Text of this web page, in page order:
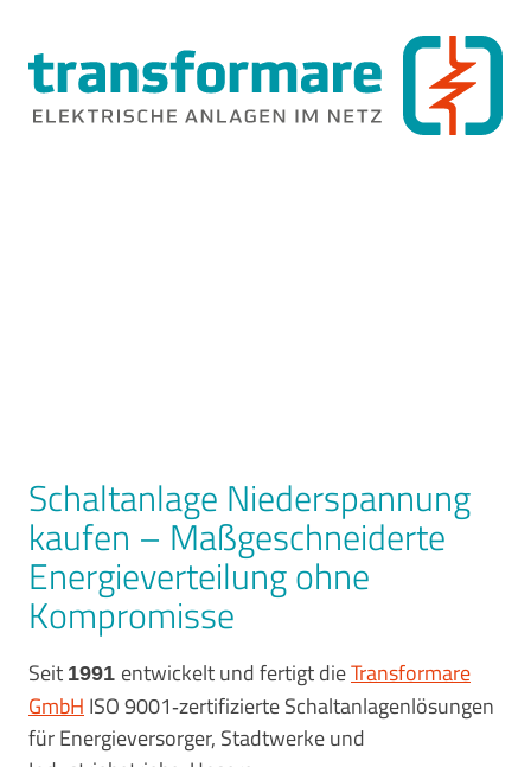
Schaltanlage Niederspannung
kaufen – Maßgeschneiderte
Energieverteilung ohne
Kompromisse
Seit 1991 entwickelt und fertigt dieTransformare
GmbH ISO 9001‑zertifizierte Schaltanlagenlösungen
für Energieversorger, Stadtwerke und